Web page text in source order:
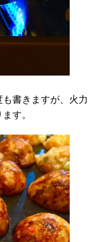
書きますが、火力
す。